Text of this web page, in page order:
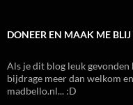
DONEER EN MAAK ME BLIJ
Als je dit blog leuk gevonden
bijdrage meer dan welkom
madbello.nl... :D